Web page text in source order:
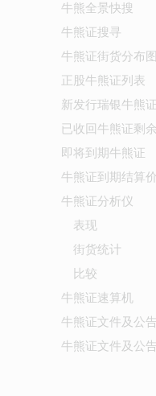
牛熊全景快搜
牛熊证搜寻
牛熊证街货分布图
正股牛熊证列表
新发行瑞银牛熊证
已收回牛熊证剩
即将到期牛熊证
牛熊证到期结算
牛熊证分析仪
表现
街货统计
比较
牛熊证速算机
牛熊证文件及公告
牛熊证文件及公